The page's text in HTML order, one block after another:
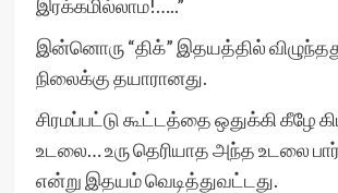
இரக்கமில்லாம!…..”
இன்னொரு “திக்” இதயத்தில்
நிலைக்கு தயாரானது.
சிரமப்பட்டு கூட்டத்தை ஒதுக்கி கீழே
உடலை… உரு தெரியாத அந்த உடலை
என்று இதயம் வெடித்துவட்டது.